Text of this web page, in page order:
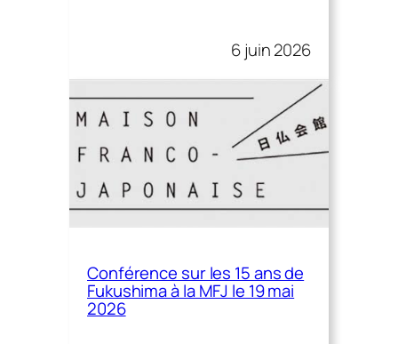
6 juin 2026
Conférence sur les 15 ans de
Fukushima à la MFJ le 19 mai
2026